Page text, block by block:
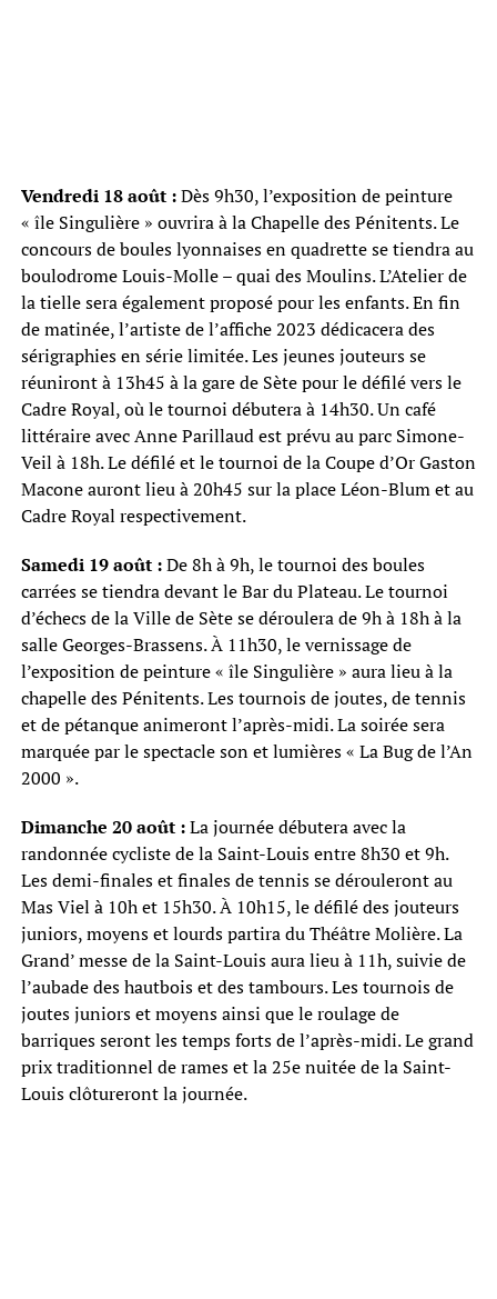
Vendredi 18 août :Dès 9h30, l’exposition de peinture
« île Singulière » ouvrira à la Chapelle des Pénitents. Le
concours de boules lyonnaises en quadrette se tiendra au
boulodrome Louis-Molle – quai des Moulins. L’Atelier de
la tielle sera également proposé pour les enfants. En fin
de matinée, l’artiste de l’affiche 2023 dédicacera des
sérigraphies en série limitée. Les jeunes jouteurs se
réuniront à 13h45 à la gare de Sète pour le défilé vers le
Cadre Royal, où le tournoi débutera à 14h30. Un café
littéraire avec Anne Parillaud est prévu au parc Simone-
Veil à 18h. Le défilé et le tournoi de la Coupe d’Or Gaston
Macone auront lieu à 20h45 sur la place Léon-Blum et au
Cadre Royal respectivement.
Samedi 19 août :De 8h à 9h, le tournoi des boules
carrées se tiendra devant le Bar du Plateau. Le tournoi
d’échecs de la Ville de Sète se déroulera de 9h à 18h à la
salle Georges-Brassens. À 11h30, le vernissage de
l’exposition de peinture « île Singulière » aura lieu à la
chapelle des Pénitents. Les tournois de joutes, de tennis
et de pétanque animeront l’après-midi. La soirée sera
marquée par le spectacle son et lumières « La Bug de l’An
2000 ».
Dimanche 20 août :La journée débutera avec la
randonnée cycliste de la Saint-Louis entre 8h30 et 9h.
Les demi-finales et finales de tennis se dérouleront au
Mas Viel à 10h et 15h30. À 10h15, le défilé des jouteurs
juniors, moyens et lourds partira du Théâtre Molière. La
Grand’ messe de la Saint-Louis aura lieu à 11h, suivie de
l’aubade des hautbois et des tambours. Les tournois de
joutes juniors et moyens ainsi que le roulage de
barriques seront les temps forts de l’après-midi. Le grand
prix traditionnel de rames et la 25e nuitée de la Saint-
Louis clôtureront la journée.